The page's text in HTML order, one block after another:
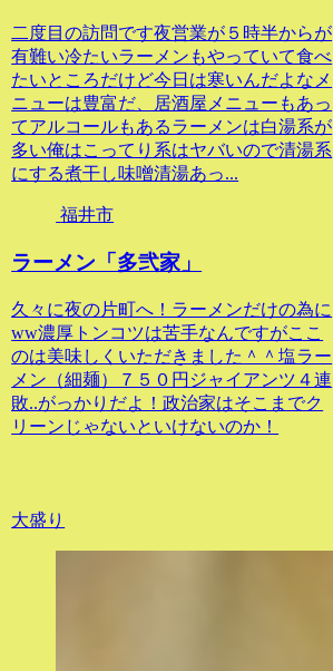
二度目の訪問です夜営業が５時半からが
有難い冷たいラーメンもやっていて食べ
たいところだけど今日は寒いんだよなメ
ニューは豊富だ、居酒屋メニューもあっ
てアルコールもあるラーメンは白湯系が
多い俺はこってり系はヤバいので清湯系
にする煮干し味噌清湯あっ...
福井市
ラーメン「多弐家」
久々に夜の片町へ！ラーメンだけの為に
ww濃厚トンコツは苦手なんですがここ
のは美味しくいただきました＾＾塩ラー
メン（細麺）７５０円ジャイアンツ４連
敗..がっかりだよ！政治家はそこまでク
リーンじゃないといけないのか！
大盛り